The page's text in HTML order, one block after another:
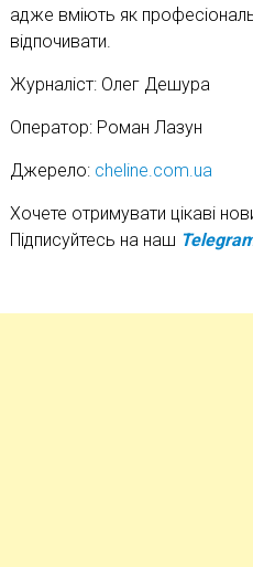
адже вміють як
відпочивати.
Журналіст: Олег Дешура
Оператор: Роман Лазун
Джерело: cheline.com.ua
Хочете отримувати цікаві
Підписуйтесь на наш